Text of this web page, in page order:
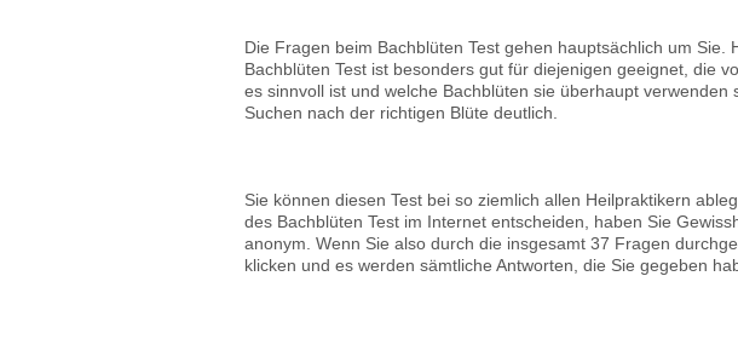
Die Fragen beim Bachblüten Test gehen hauptsächlich um
Bachblüten Test ist besonders gut für diejenigen geeignet, die
es sinnvoll ist und welche Bachblüten sie überhaupt
Suchen nach der richtigen Blüte deutlich.
Sie können diesen Test bei so ziemlich allen Heilpraktikern
des Bachblüten Test im Internet entscheiden, haben Sie
anonym. Wenn Sie also durch die insgesamt 37 Fragen
klicken und es werden sämtliche Antworten, die Sie gegeben